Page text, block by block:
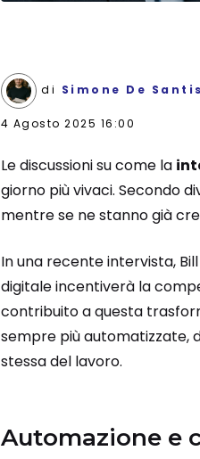
di Simone De Santis
4 Agosto 2025 16:00
Le discussioni su come la
giorno più vivaci. Secondo
mentre se ne stanno già
In una recente intervista,
digitale incentiverà la
contribuito a questa
sempre più automatizzate,
stessa del lavoro.
Automazione e